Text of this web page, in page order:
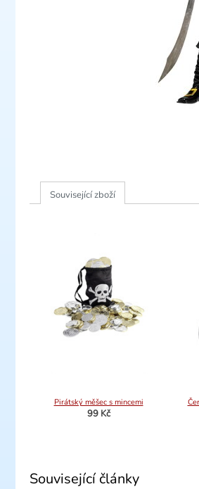
Související zboží
Pirátský měšec s mincemi
99 Kč
Související články